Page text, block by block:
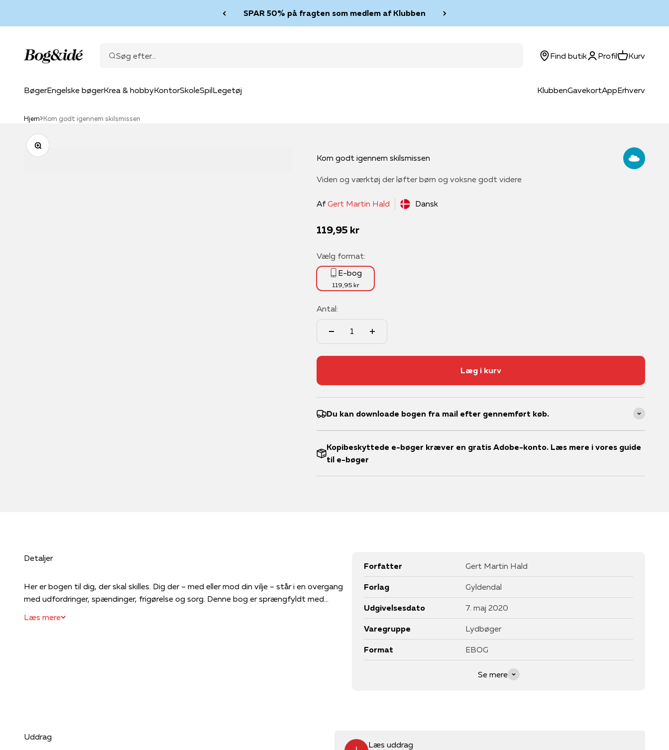
SPAR 50% på fragten som medlem af Klubben
BøgerEngelske bøgerKrea & hobbyKontorSkoleSpilLegetøj KlubbenGavekortAppErhverv
Søg efter...
Bog & idé Find butikLog ind
ProfilKurvKurv
Hjem Kom godt igennem skilsmissen
Zoom
Kom godt igennem skilsmissen
Viden og værktøj der løfter børn og voksne godt videre
Af Gert Martin Hald Dansk
Salgspris
119,95 kr
Vælg format:
E-bog
119,95 kr
Antal:
Læg i kurv
Du kan downloade bogen fra mail efter gennemført køb.
Kopibeskyttede e-bøger kræver en gratis Adobe-konto. Læs mere i vores guide
til e-bøger
Detaljer
Her er bogen til dig, der skal skilles. Dig der – med eller mod din vilje – står i en overgang
med udfordringer, spændinger, frigørelse og sorg. Denne bog er sprængfyldt med...
Læs mere
Forfatter Gert Martin Hald
Forlag Gyldendal
Udgivelsesdato 7. maj 2020
Varegruppe Lydbøger
Format EBOG
Se mere
Uddrag
Læs uddrag